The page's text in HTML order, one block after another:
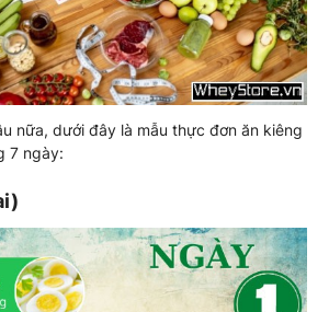
nữa, dưới đây là mẫu thực đơn ăn kiêng
7 ngày: